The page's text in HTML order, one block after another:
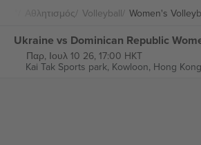
Αθλητισμός Volleyball Women's
Παρ, Ιουλ 10 26, 17:00 HKT
Kai Tak Sports park, Kowloon, Hong Kong